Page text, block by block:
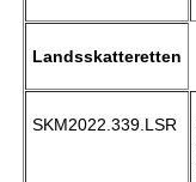
Landsskatteretten
SKM2022.339.LSR